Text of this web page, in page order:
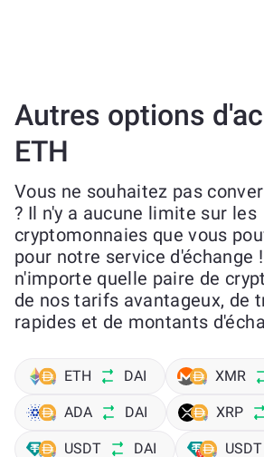
Autres options
ETH
Vous ne souhaitez pas
? Il n'y a aucune limite sur les
cryptomonnaies que vous
pour notre service d'échange
n'importe quelle paire de
de nos tarifs avantageux, de
rapides et de montants
ETH DAI XMR
ADA DAI XRP
USDT DAI USDT